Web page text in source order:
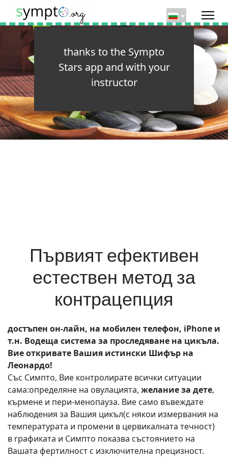
thanks to the Sympto
Stars app and with your
instructor
Първият ефективен
естествен метод за
контрацепция
достъпен он-лайн, на мобилен телефон, iPhone и
т.н. Водеща система за проследяване на цикъла.
Вие откривате Вашия истински Шифър на
Леонардо!
Със Симпто, Вие контролирате всички ситуации
сама:определяне на овулацията, желание за дете,
кърмене и пери-менопауза. Вие само въвеждате
наблюдения за Вашия цикъл(с някои измервания на
температурата и промени в цервикалната течност)
в графиката и Симпто показва състоянието на
Вашата фертилност с изключителна прецизност.